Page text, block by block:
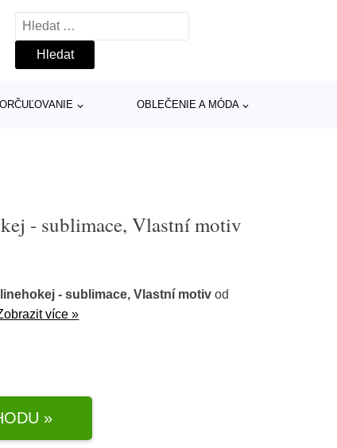
Vyhledávání
OBLEČENIE A MÓDA
- sublimace, Vlastní motiv
- sublimace, Vlastní motiv od
více »
»